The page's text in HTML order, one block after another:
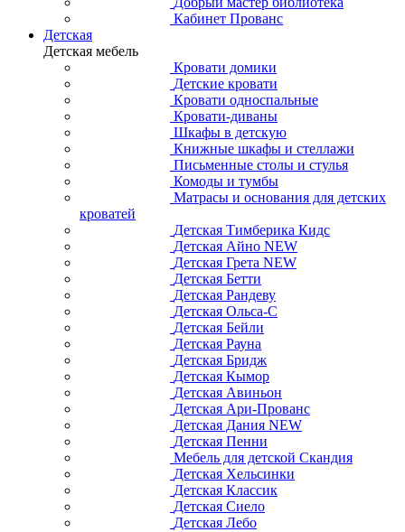
Кабинет Прованс
Детская
Детская мебель
Кровати домики
Детские кровати
Кровати односпальные
Кровати-диваны
Шкафы в детскую
Книжные шкафы и стеллажи
Письменные столы и стулья
Комоды и тумбы
Матрасы и основания для детских
кроватей
Детская Тимберика Кидс
Детская Айно NEW
Детская Грета NEW
Детская Бетти
Детская Рандеву
Детская Ольса-С
Детская Бейли
Детская Рауна
Детская Бридж
Детская Кымор
Детская Авиньон
Детская Ари-Прованс
Детская Дания NEW
Детская Пенни
Мебель для детской Скандия
Детская Хельсинки
Детская Классик
Детская Сиело
Детская Лебо